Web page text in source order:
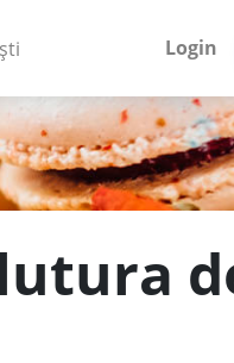
Login